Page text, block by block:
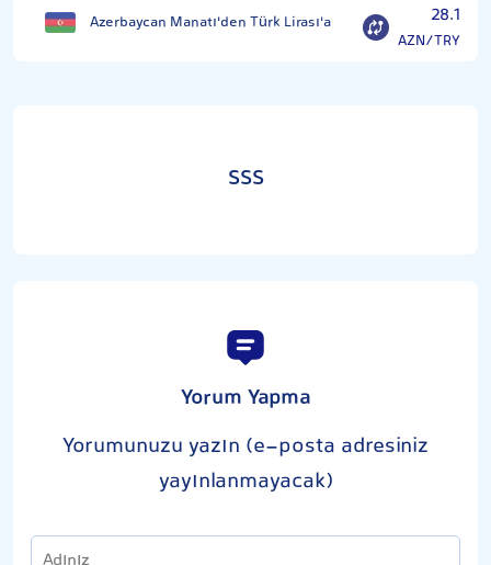
Azerbaycan Manatı'den Türk Lirası'a 28.1
AZN/TRY
SSS
Yorum Yapma
Yorumunuzu yazın (e-posta adresiniz
yayınlanmayacak)